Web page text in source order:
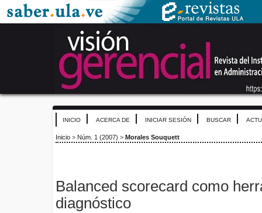
INICIO ACERCA DE INICIAR SESIÓN BUSCAR
Inicio > Núm. 1 (2007) > Morales Souquett
Balanced scorecard como
diagnóstico